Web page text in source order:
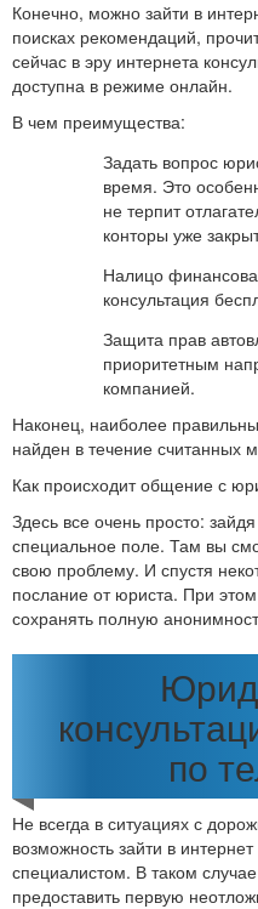
Конечно, можно зайти в
поисках рекомендаций,
сейчас в эру интернета
доступна в режиме онлайн.
В чем преимущества:
Задать вопрос
время. Это
не терпит
конторы уже
Налицо
консультация
Защита прав
приоритетным
компанией.
Наконец, наиболее
найден в течение считанных
Как происходит общение с
Здесь все очень просто:
специальное поле. Там вы
свою проблему. И спустя
послание от юриста. При
сохранять полную
по
Не всегда в ситуациях с
возможность зайти в
специалистом. В таком случае
предоставить первую